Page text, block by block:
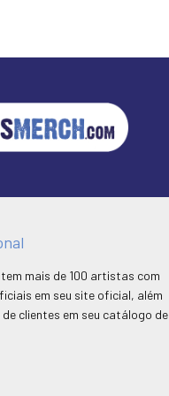
tem mais de 100 artistas com
em seu site oficial, além
de clientes em seu catálogo de